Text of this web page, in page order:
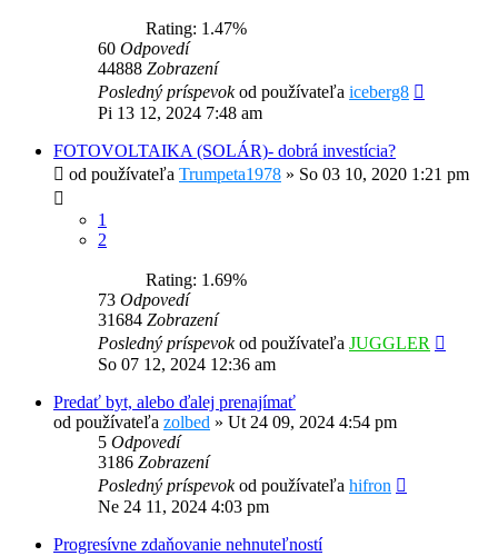
Rating: 1.47%
60 Odpovedí
44888 Zobrazení
Posledný príspevokod používateľa iceberg8
Pi 13 12, 2024 7:48 am
FOTOVOLTAIKA (SOLÁR)- dobrá investícia?
od používateľa Trumpeta1978 » So 03 10, 2020 1:21 pm
1
2
Rating: 1.69%
73 Odpovedí
31684 Zobrazení
Posledný príspevokod používateľa JUGGLER
So 07 12, 2024 12:36 am
Predať byt, alebo ďalej prenajímať
od používateľa zolbed » Ut 24 09, 2024 4:54 pm
5 Odpovedí
3186 Zobrazení
Posledný príspevokod používateľa hifron
Ne 24 11, 2024 4:03 pm
Progresívne zdaňovanie nehnuteľností